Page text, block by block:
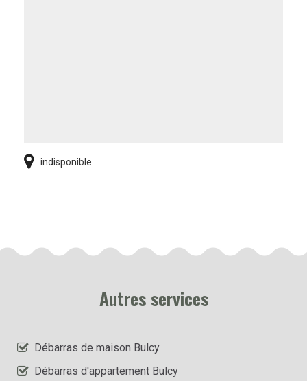
indisponible
Autres services
Débarras de maison Bulcy
Débarras d'appartement Bulcy